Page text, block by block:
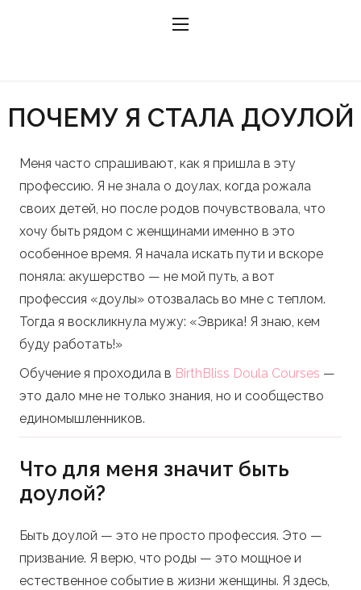
ПОЧЕМУ Я СТАЛА ДОУЛОЙ
Меня часто спрашивают, как я пришла в эту
профессию. Я не знала о доулах, когда рожала
своих детей, но после родов почувствовала, что
хочу быть рядом с женщинами именно в это
особенное время. Я начала искать пути и вскоре
поняла: акушерство — не мой путь, а вот
профессия «доулы» отозвалась во мне с теплом.
Тогда я воскликнула мужу: «Эврика! Я знаю, кем
буду работать!»
Обучение я проходила в BirthBliss Doula Courses —
это дало мне не только знания, но и сообщество
единомышленников.
Что для меня значит быть
доулой?
Быть доулой — это не просто профессия. Это —
призвание. Я верю, что роды — это мощное и
естественное событие в жизни женщины. Я здесь,